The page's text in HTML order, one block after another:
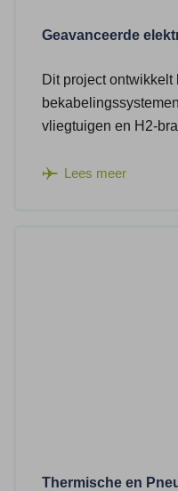
Geavanceerde
Dit project ontwikkelt
vliegtuigen en H2-
Lees meer
Thermische en